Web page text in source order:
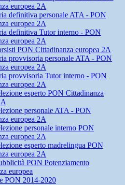
europea 2A
definitiva personale ATA - PON
europea 2A
definitiva Tutor interno - PON
europea 2A
PON Cittadinanza europea 2A
provvisoria personale ATA - PON
europea 2A
provvisoria Tutor interno - PON
europea 2A
esperto PON Cittadinanza
personale ATA - PON
europea 2A
personale interno PON
europea 2A
esperto madrelingua PON
europea 2A
PON Potenziamento
europea
PON 2014-2020